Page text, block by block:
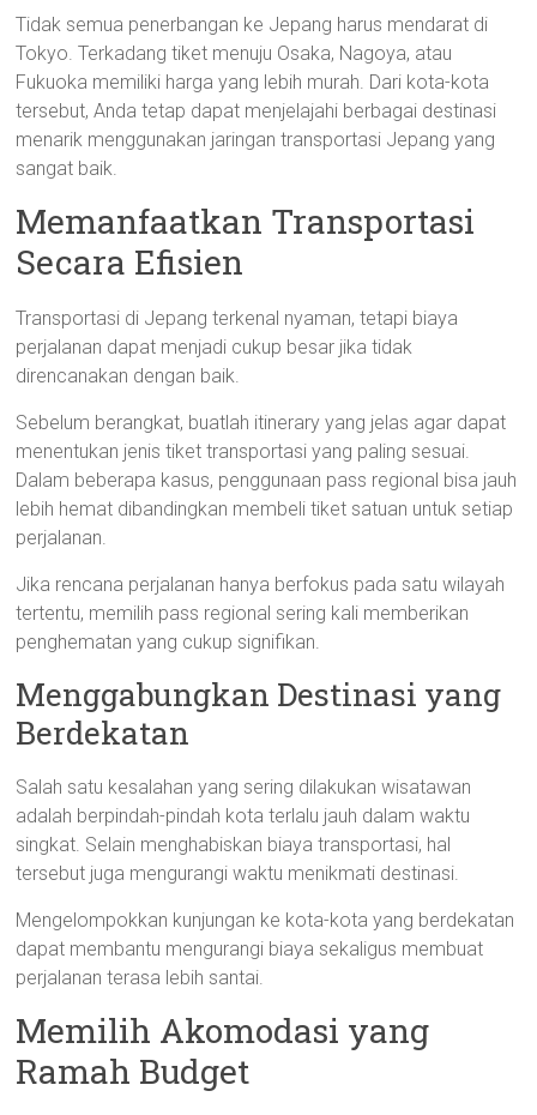
Tidak semua penerbangan ke Jepang harus mendarat di
Tokyo. Terkadang tiket menuju Osaka, Nagoya, atau
Fukuoka memiliki harga yang lebih murah. Dari kota-kota
tersebut, Anda tetap dapat menjelajahi berbagai destinasi
menarik menggunakan jaringan transportasi Jepang yang
sangat baik.
Memanfaatkan Transportasi
Secara Efisien
Transportasi di Jepang terkenal nyaman, tetapi biaya
perjalanan dapat menjadi cukup besar jika tidak
direncanakan dengan baik.
Sebelum berangkat, buatlah itinerary yang jelas agar dapat
menentukan jenis tiket transportasi yang paling sesuai.
Dalam beberapa kasus, penggunaan pass regional bisa jauh
lebih hemat dibandingkan membeli tiket satuan untuk setiap
perjalanan.
Jika rencana perjalanan hanya berfokus pada satu wilayah
tertentu, memilih pass regional sering kali memberikan
penghematan yang cukup signifikan.
Menggabungkan Destinasi yang
Berdekatan
Salah satu kesalahan yang sering dilakukan wisatawan
adalah berpindah-pindah kota terlalu jauh dalam waktu
singkat. Selain menghabiskan biaya transportasi, hal
tersebut juga mengurangi waktu menikmati destinasi.
Mengelompokkan kunjungan ke kota-kota yang berdekatan
dapat membantu mengurangi biaya sekaligus membuat
perjalanan terasa lebih santai.
Memilih Akomodasi yang
Ramah Budget